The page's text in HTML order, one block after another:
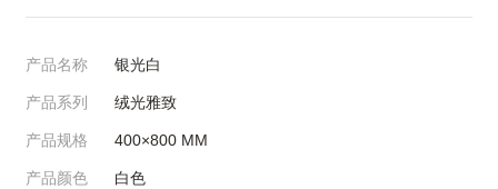
产品名称 银光白
产品系列 绒光雅致
产品规格 400×800 MM
产品颜色 白色